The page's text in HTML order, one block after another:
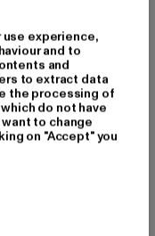
experience,
and to
and
to extract data
the processing of
do not have
to change
on "Accept" you